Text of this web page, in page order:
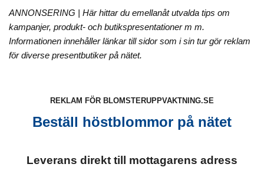
ANNONSERING | Här hittar du emellanåt utvalda tips om
kampanjer, produkt- och butikspresentationer m m.
Informationen innehåller länkar till sidor som i sin tur gör reklam
för diverse presentbutiker på nätet.
REKLAM FÖR BLOMSTERUPPVAKTNING.SE
Beställ höstblommor på nätet
Leverans direkt till mottagarens adress